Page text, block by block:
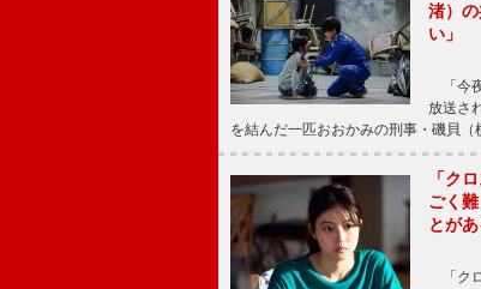
渚）
い」
「今
放送さ
を結んだ一匹おおかみの刑事・磯貝
「ク
ごく
とが
「ク